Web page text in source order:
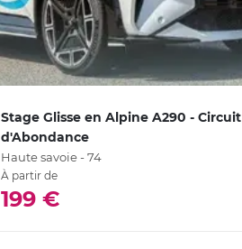
Stage Glisse en Alpine A290 - Circuit
d'Abondance
Haute savoie - 74
À partir de
199 €